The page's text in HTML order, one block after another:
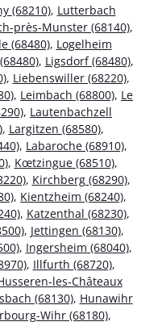
(68210), Lutterbach
près-Munster (68140),
(68480), Logelheim
, Ligsdorf (68480),
, Liebenswiller (68220),
, Leimbach (68800), Le
, Lautenbachzell
, Largitzen (68580),
, Labaroche (68910),
, Kœtzingue (68510),
, Kirchberg (68290),
, Kientzheim (68240),
, Katzenthal (68230),
, Jettingen (68130),
, Ingersheim (68040),
, Illfurth (68720),
les-Châteaux
(68130), Hunawihr
Wihr (68180),